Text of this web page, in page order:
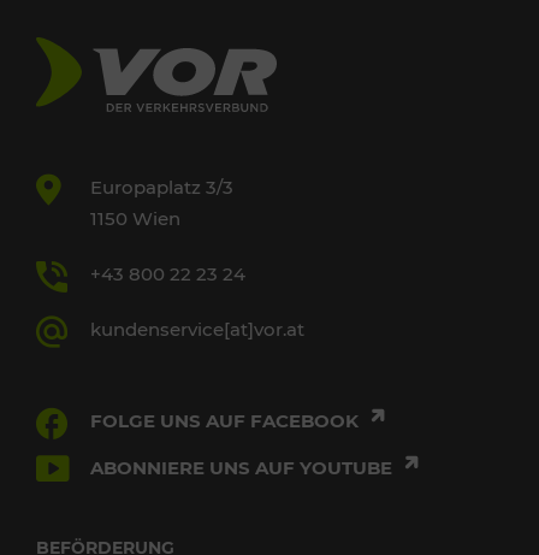
Europaplatz 3/3
1150 Wien
+43 800 22 23 24
kundenservice[at]vor.at
FOLGE UNS AUF FACEBOOK
ABONNIERE UNS AUF YOUTUBE
BEFÖRDERUNG